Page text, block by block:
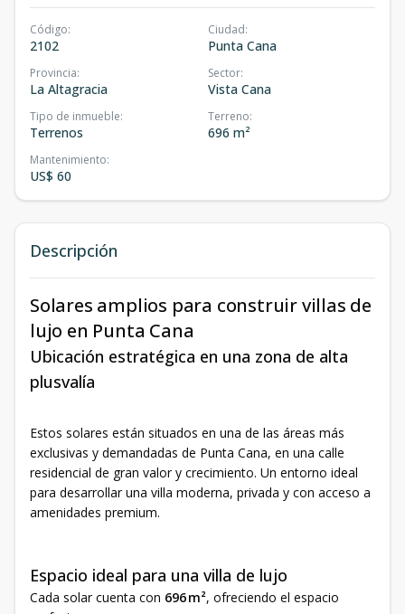
Código:
2102
Ciudad:
Punta Cana
Provincia:
La Altagracia
Sector:
Vista Cana
Tipo de inmueble:
Terrenos
Terreno:
696 m²
Mantenimiento:
US$ 60
Descripción
Solares amplios para construir villas de
lujo en Punta Cana
Ubicación estratégica en una zona de alta
plusvalía
Estos solares están situados en una de las áreas más
exclusivas y demandadas de Punta Cana, en una calle
residencial de gran valor y crecimiento. Un entorno ideal
para desarrollar una villa moderna, privada y con acceso a
amenidades premium.
Espacio ideal para una villa de lujo
Cada solar cuenta con 696 m², ofreciendo el espacio